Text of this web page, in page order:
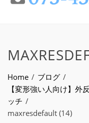
Home
ブログ
【変形強い人向け】外
ッチ
maxresdefault (14)